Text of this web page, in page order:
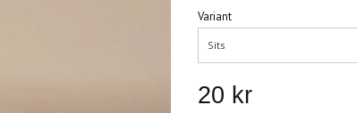
Variant
Sits
20 kr